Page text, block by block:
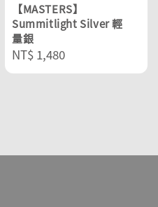
【MASTERS】
Summitlight Silver 輕
量銀
Regular
price
NT$ 1,480